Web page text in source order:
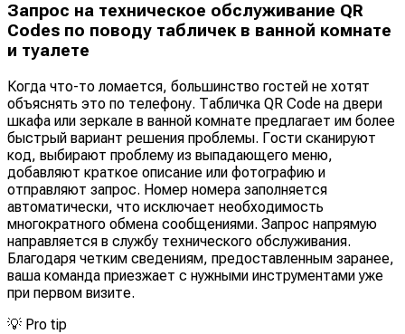
Запрос на техническое обслуживание QR
Codes по поводу табличек в ванной комнате
и туалете
Когда что-то ломается, большинство гостей не хотят
объяснять это по телефону. Табличка QR Code на двери
шкафа или зеркале в ванной комнате предлагает им более
быстрый вариант решения проблемы. Гости сканируют
код, выбирают проблему из выпадающего меню,
добавляют краткое описание или фотографию и
отправляют запрос. Номер номера заполняется
автоматически, что исключает необходимость
многократного обмена сообщениями. Запрос напрямую
направляется в службу технического обслуживания.
Благодаря четким сведениям, предоставленным заранее,
ваша команда приезжает с нужными инструментами уже
при первом визите.
💡 Pro tip